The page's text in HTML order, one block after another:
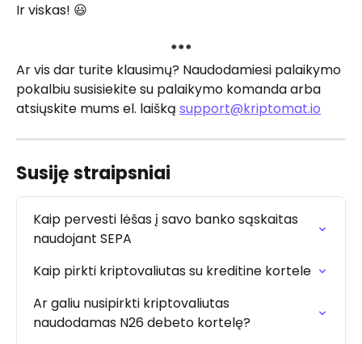
Ir viskas! 😃
***
Ar vis dar turite klausimų? Naudodamiesi palaikymo
pokalbiu susisiekite su palaikymo komanda arba
atsiųskite mums el. laišką support@kriptomat.io
Susiję straipsniai
Kaip pervesti lėšas į savo banko sąskaitas
naudojant SEPA
Kaip pirkti kriptovaliutas su kreditine kortele
Ar galiu nusipirkti kriptovaliutas
naudodamas N26 debeto kortelę?